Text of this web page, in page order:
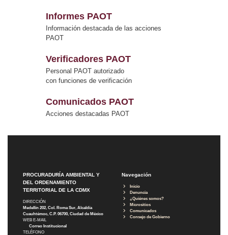
Informes PAOT
Información destacada de las acciones
PAOT
Verificadores PAOT
Personal PAOT autorizado
con funciones de verificación
Comunicados PAOT
Acciones destacadas PAOT
PROCURADURÍA AMBIENTAL Y
DEL ORDENAMIENTO
TERRITORIAL DE LA CDMX
DIRECCIÓN
Medellín 202, Col. Roma Sur, Alcaldía
Cuauhtémoc, C.P. 06700, Ciudad de México
WEB E-MAIL
Correo Institucional
TELÉFONO
Navegación
Inicio
Denuncia
¿Quiénes somos?
Micrositios
Comunicados
Consejo de Gobierno